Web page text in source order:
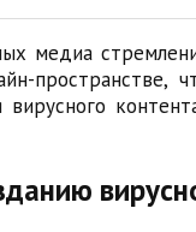
медиа
пространстве,